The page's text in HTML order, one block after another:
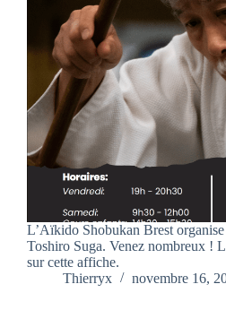
L’Aïkido Shobukan Brest organise
Toshiro Suga. Venez nombreux !
sur cette affiche.
Thierryx
novembre 16,